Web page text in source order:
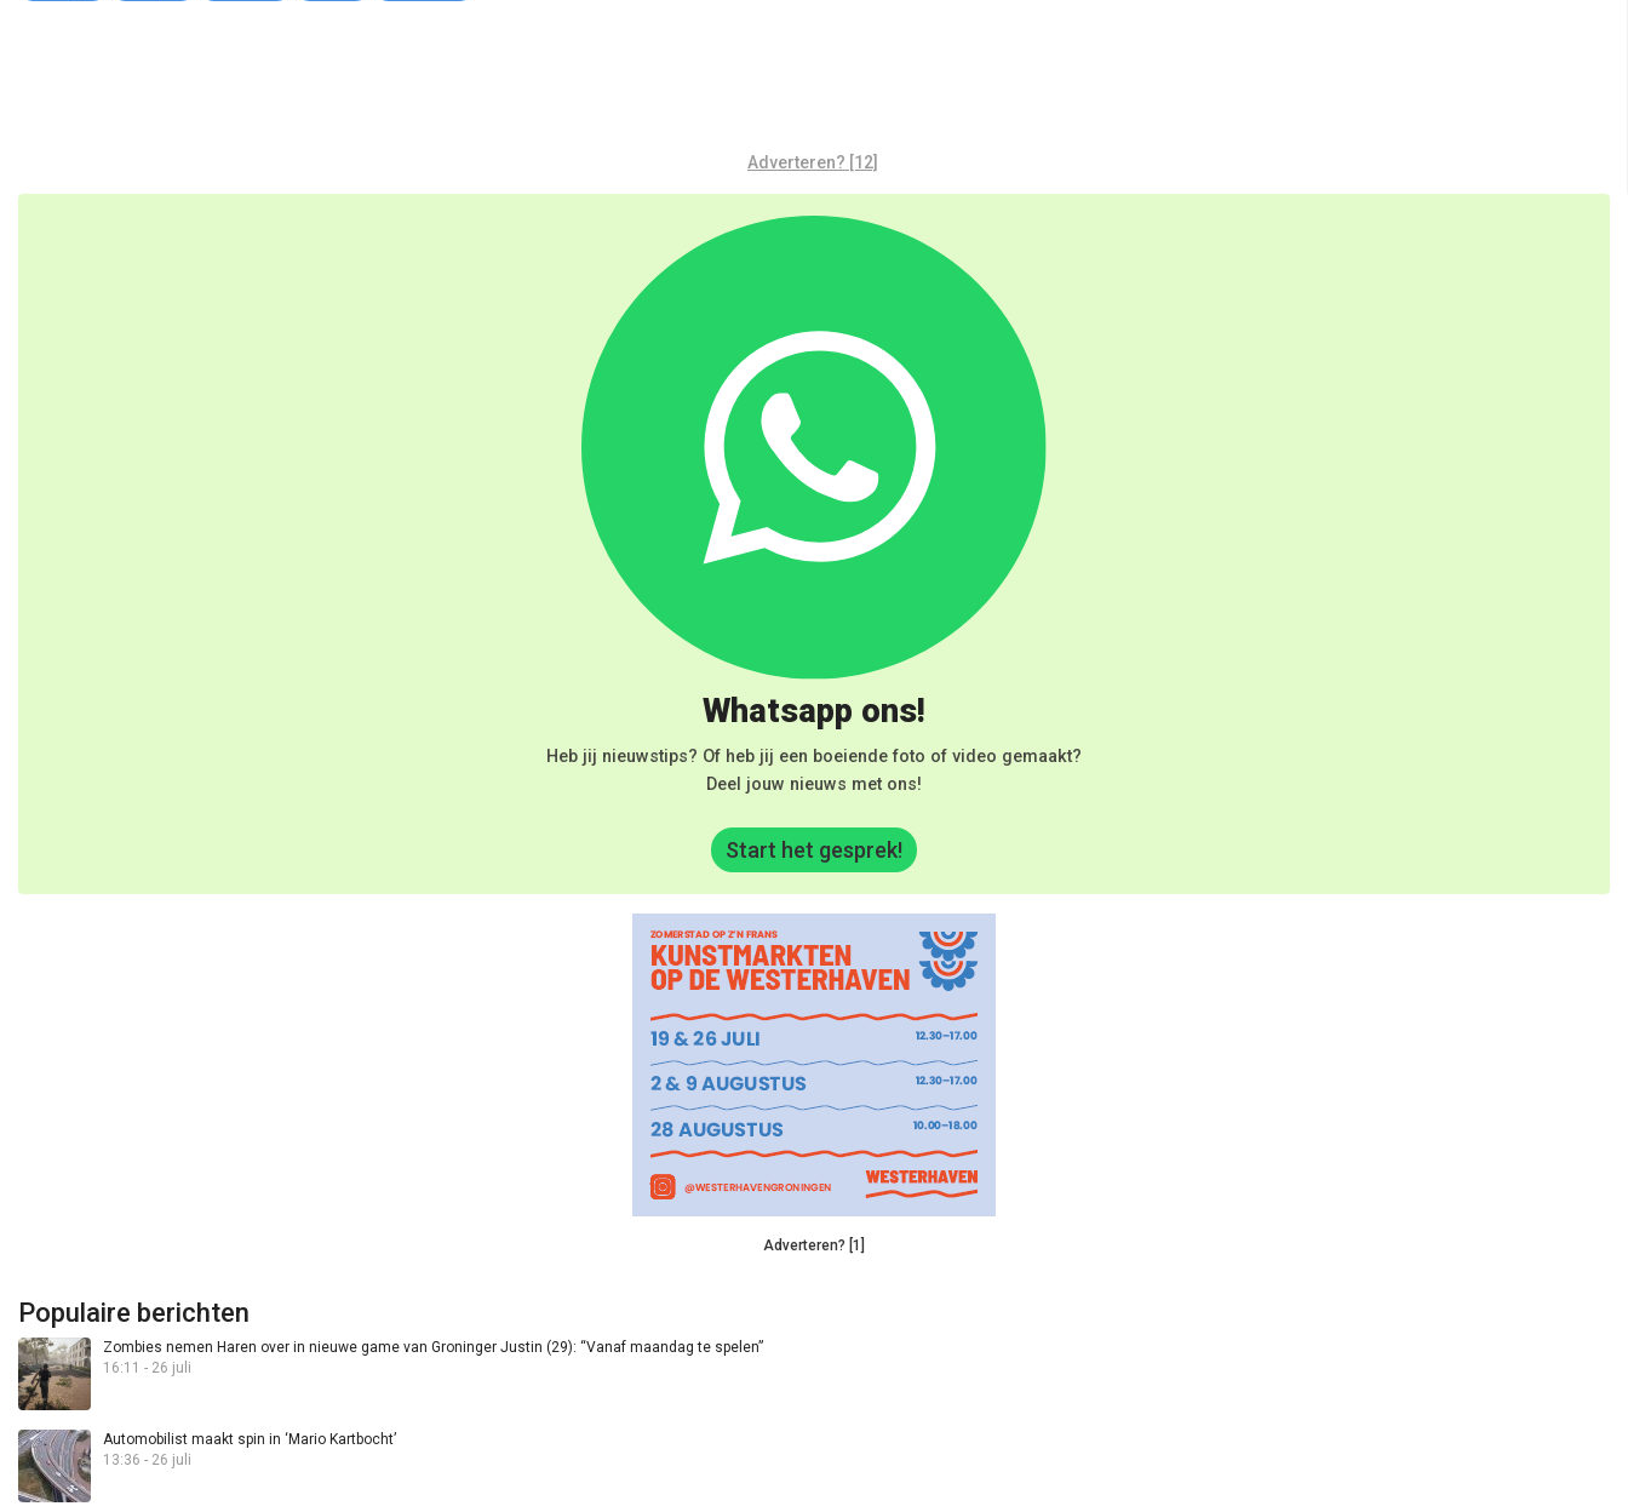
Adverteren? [12]
Whatsapp ons!
Heb jij nieuwstips? Of heb jij een boeiende foto of video gemaakt?
Deel jouw nieuws met ons!
Start het gesprek!
Adverteren? [1]
Populaire berichten
Zombies nemen Haren over in nieuwe game van Groninger Justin (29): “Vanaf maandag te spelen”
16:11 - 26 juli
Automobilist maakt spin in ‘Mario Kartbocht’
13:36 - 26 juli